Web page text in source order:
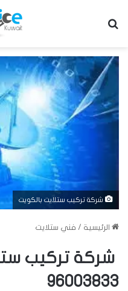
شركة تركيب ستلايت بالكويت
الرئيسية / فني ستلايت
شركة تركيب
96003833